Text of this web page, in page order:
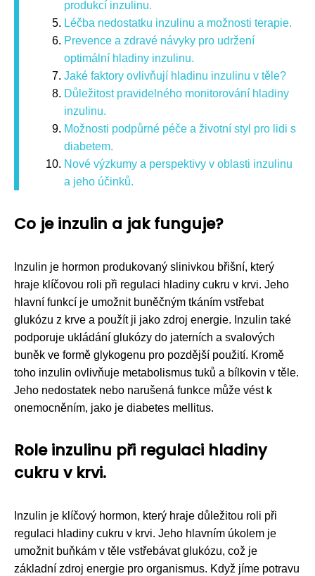
produkcí inzulinu.
Léčba nedostatku inzulinu a možnosti terapie.
Prevence a zdravé návyky pro udržení
optimální hladiny inzulinu.
Jaké faktory ovlivňují hladinu inzulinu v těle?
Důležitost pravidelného monitorování hladiny
inzulinu.
Možnosti podpůrné péče a životní styl pro lidi s
diabetem.
Nové výzkumy a perspektivy v oblasti inzulinu
a jeho účinků.
Co je inzulin a jak funguje?
Inzulin je hormon produkovaný slinivkou břišní, který
hraje klíčovou roli při regulaci hladiny cukru v krvi. Jeho
hlavní funkcí je umožnit buněčným tkáním vstřebat
glukózu z krve a použít ji jako zdroj energie. Inzulin také
podporuje ukládání glukózy do jaterních a svalových
buněk ve formě glykogenu pro pozdější použití. Kromě
toho inzulin ovlivňuje metabolismus tuků a bílkovin v těle.
Jeho nedostatek nebo narušená funkce může vést k
onemocněním, jako je diabetes mellitus.
Role inzulinu při regulaci hladiny
cukru v krvi.
Inzulin je klíčový hormon, který hraje důležitou roli při
regulaci hladiny cukru v krvi. Jeho hlavním úkolem je
umožnit buňkám v těle vstřebávat glukózu, což je
základní zdroj energie pro organismus. Když jíme potravu